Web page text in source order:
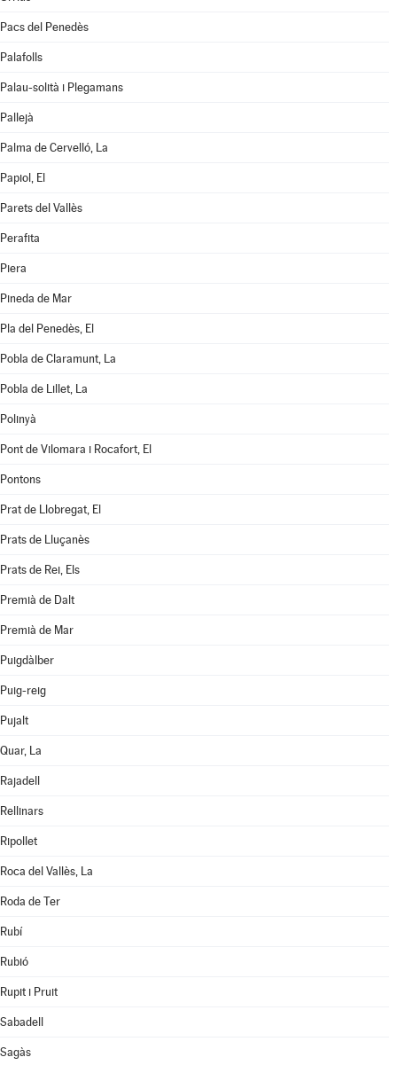
Pacs del Penedès
Palafolls
Palau-solità i Plegamans
Pallejà
Palma de Cervelló, La
Papiol, El
Parets del Vallès
Perafita
Piera
Pineda de Mar
Pla del Penedès, El
Pobla de Claramunt, La
Pobla de Lillet, La
Polinyà
Pont de Vilomara i Rocafort, El
Pontons
Prat de Llobregat, El
Prats de Lluçanès
Prats de Rei, Els
Premià de Dalt
Premià de Mar
Puigdàlber
Puig-reig
Pujalt
Quar, La
Rajadell
Rellinars
Ripollet
Roca del Vallès, La
Roda de Ter
Rubí
Rubió
Rupit i Pruit
Sabadell
Sagàs